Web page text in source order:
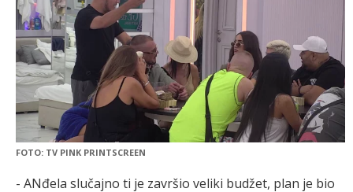
FOTO: TV PINK PRINTSCREEN
- ANđela slučajno ti je završio veliki budžet, plan je bio